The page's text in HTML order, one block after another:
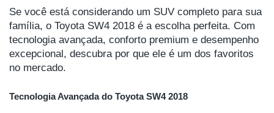
Se você está considerando um SUV completo para sua
família, o Toyota SW4 2018 é a escolha perfeita. Com
tecnologia avançada, conforto premium e desempenho
excepcional, descubra por que ele é um dos favoritos
no mercado.
Tecnologia Avançada do Toyota SW4 2018